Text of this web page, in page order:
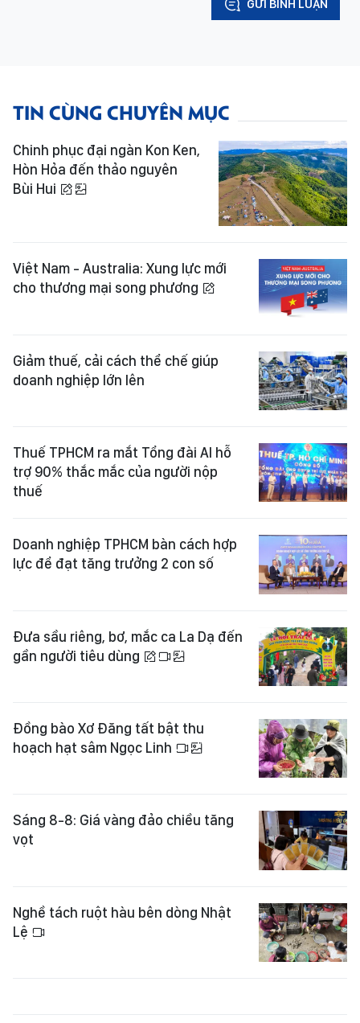
GỬI BÌNH LUẬN
TIN CÙNG CHUYÊN MỤC
Chinh phục đại ngàn Kon Ken,
Hòn Hỏa đến thảo nguyên
Bùi Hui
Việt Nam - Australia: Xung lực mới
cho thương mại song phương
Giảm thuế, cải cách thể chế giúp
doanh nghiệp lớn lên
Thuế TPHCM ra mắt Tổng đài AI hỗ
trợ 90% thắc mắc của người nộp
thuế
Doanh nghiệp TPHCM bàn cách hợp
lực để đạt tăng trưởng 2 con số
Đưa sầu riêng, bơ, mắc ca La Dạ đến
gần người tiêu dùng
Đồng bào Xơ Đăng tất bật thu
hoạch hạt sâm Ngọc Linh
Sáng 8-8: Giá vàng đảo chiều tăng
vọt
Nghề tách ruột hàu bên dòng Nhật
Lệ